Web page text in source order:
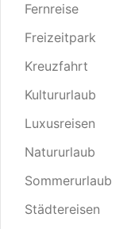
Fernreise
Freizeitpark
Kreuzfahrt
Kultururlaub
Luxusreisen
Natururlaub
Sommerurlaub
Städtereisen